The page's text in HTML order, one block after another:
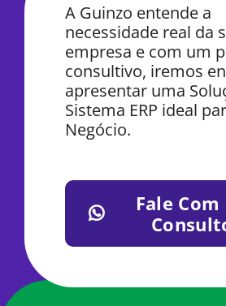
A Guinzo entende a
necessidade real da
empresa e com um
consultivo, iremos
apresentar uma
Sistema ERP ideal
Negócio.
Fale Com